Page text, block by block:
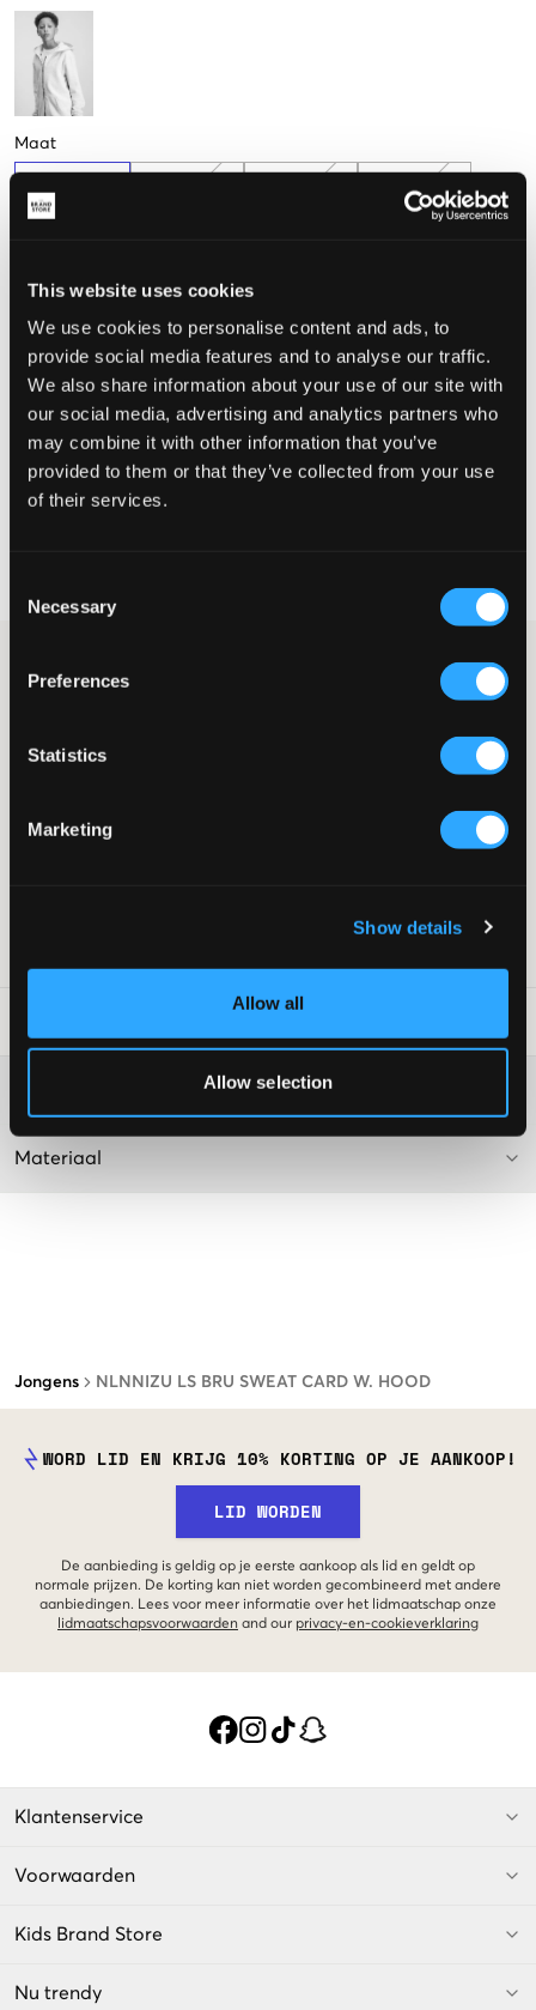
This website uses cookies
We use cookies to personalise content and ads, to
provide social media features and to analyse our traffic.
We also share information about your use of our site with
our social media, advertising and analytics partners who
may combine it with other information that you’ve
provided to them or that they’ve collected from your use
of their services.
Selection
Necessary
Preferences
Statistics
Marketing
Show details
Allow all
Allow selection
Jongens NLNNIZU LS BRU SWEAT CARD W. HOOD
Maat
134-140 cm 170-176 cm
Te klein Perfect Te groot
MAATTABEL
KIES EEN MAAT
Lichtgrijze zip-hoodie van LMTD. Aan de zijkant van de rits
zitten zakken en onderaan en bij de mouwuiteinden zitten
Zip-hoodie
Boorden
Materiaal
WORD LID EN KRIJG 10% KORTING OP JE AANKOOP!
LID WORDEN
De aanbieding is geldig op je eerste aankoop als lid en geldt op
normale prijzen. De korting kan niet worden gecombineerd met andere
aanbiedingen. Lees voor meer informatie over het lidmaatschap onze
lidmaatschapsvoorwaarden and our privacy-en-cookieverklaring
Klantenservice
Voorwaarden
Kids Brand Store
Nu trendy